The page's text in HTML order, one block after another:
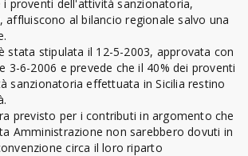
i proventi dell'attività sanzionatoria,
affluiscono al bilancio regionale salvo una
stata stipulata il 12-5-2003, approvata con
3-6-2006 e prevede che il 40% dei proventi
sanzionatoria effettuata in Sicilia restino
previsto per i contributi in argomento che
Amministrazione non sarebbero dovuti in
circa il loro riparto